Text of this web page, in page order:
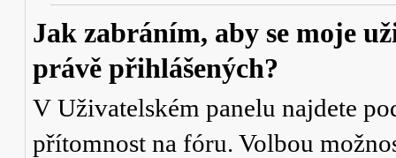
Jak zabráním, aby se moje
právě přihlášených?
V Uživatelském panelu najdete
přítomnost na fóru. Volbou